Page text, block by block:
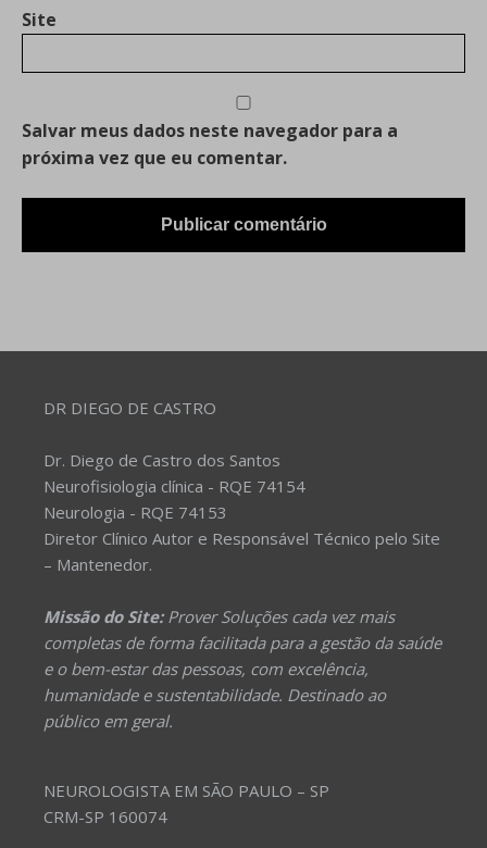
Site
Salvar meus dados neste navegador para a
próxima vez que eu comentar.
DR DIEGO DE CASTRO
Dr. Diego de Castro dos Santos
Neurofisiologia clínica - RQE 74154
Neurologia - RQE 74153
Diretor Clínico Autor e Responsável Técnico pelo Site
– Mantenedor.
Missão do Site:Prover Soluções cada vez mais
completas de forma facilitada para a gestão da saúde
e o bem-estar das pessoas, com excelência,
humanidade e sustentabilidade. Destinado ao
público em geral.
NEUROLOGISTA EM SÃO PAULO – SP
CRM-SP 160074